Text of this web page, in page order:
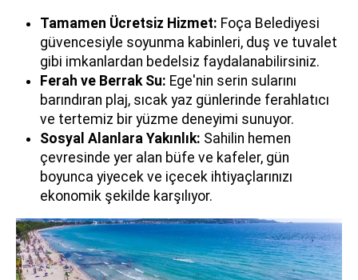
Tamamen Ücretsiz Hizmet: Foça Belediyesi
güvencesiyle soyunma kabinleri, duş ve tuvalet
gibi imkanlardan bedelsiz faydalanabilirsiniz.
Ferah ve Berrak Su: Ege'nin serin sularını
barındıran plaj, sıcak yaz günlerinde ferahlatıcı
ve tertemiz bir yüzme deneyimi sunuyor.
Sosyal Alanlara Yakınlık: Sahilin hemen
çevresinde yer alan büfe ve kafeler, gün
boyunca yiyecek ve içecek ihtiyaçlarınızı
ekonomik şekilde karşılıyor.